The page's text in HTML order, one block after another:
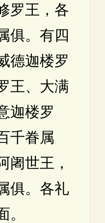
罗王，各
俱。有四
德迦楼罗
王、大满
迦楼罗
千眷属
阇世王，
俱。各礼
。